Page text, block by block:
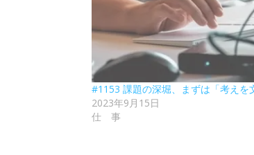
#1153 課題の深堀、まずは「考えを
2023年9月15日
仕 事